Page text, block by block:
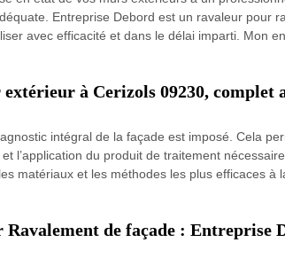
Entreprise Debord est un ravaleur pour
avec efficacité et dans le délai imparti. Mon
à Cerizols 09230, complet
intégral de la façade est imposé. Cela
l’application du produit de traitement
matériaux et les méthodes les plus efficaces à
de façade : Entreprise